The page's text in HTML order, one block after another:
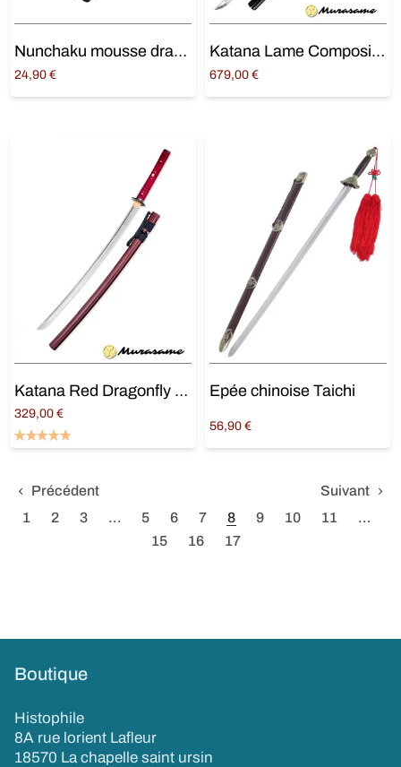
Nunchaku mousse dragon
24,90 €
Ajouter au panier
Katana Lame Composite « Chi No Namida » 1095
679,00 €
Ajouter au panier
Katana Red Dragonfly Bo-Hi 1060
329,00 €
Lire la suite
Epée chinoise Taichi
56,90 €
Lire la suite
Précédent
1
2 3 … 5 6 7 8 9 10 11
…
15
16 17
Suivant
Boutique
Histophile
8A rue lorient Lafleur
18570 La chapelle saint ursin